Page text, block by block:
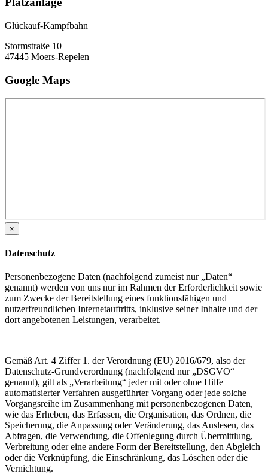
Glückauf-Kampfbahn
Stormstraße 10
47445 Moers-Repelen
Google Maps
×
Datenschutz
Personenbezogene Daten (nachfolgend zumeist nur „Daten“
genannt) werden von uns nur im Rahmen der Erforderlichkeit sowie
zum Zwecke der Bereitstellung eines funktionsfähigen und
nutzerfreundlichen Internetauftritts, inklusive seiner Inhalte und der
dort angebotenen Leistungen, verarbeitet.
Gemäß Art. 4 Ziffer 1. der Verordnung (EU) 2016/679, also der
Datenschutz-Grundverordnung (nachfolgend nur „DSGVO“
genannt), gilt als „Verarbeitung“ jeder mit oder ohne Hilfe
automatisierter Verfahren ausgeführter Vorgang oder jede solche
Vorgangsreihe im Zusammenhang mit personenbezogenen Daten,
wie das Erheben, das Erfassen, die Organisation, das Ordnen, die
Speicherung, die Anpassung oder Veränderung, das Auslesen, das
Abfragen, die Verwendung, die Offenlegung durch Übermittlung,
Verbreitung oder eine andere Form der Bereitstellung, den Abgleich
oder die Verknüpfung, die Einschränkung, das Löschen oder die
Vernichtung.